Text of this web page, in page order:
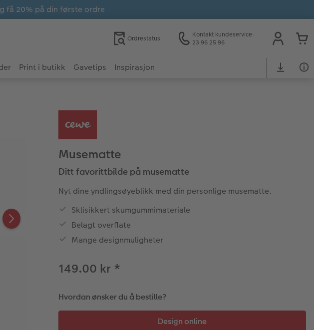
få 20% på din første ordre
Ordrestatus
Kontakt kundeservice:
23 96 25 96
Print i butikk Gavetips Inspirasjon
Musematte
Ditt favorittbilde på musematte
Nyt dine yndlingsøyeblikk med din personlige musematte.
Sklisikkert skumgummimateriale
Belagt overflate
Mange designmuligheter
149.00 kr *
Hvordan ønsker du å bestille?